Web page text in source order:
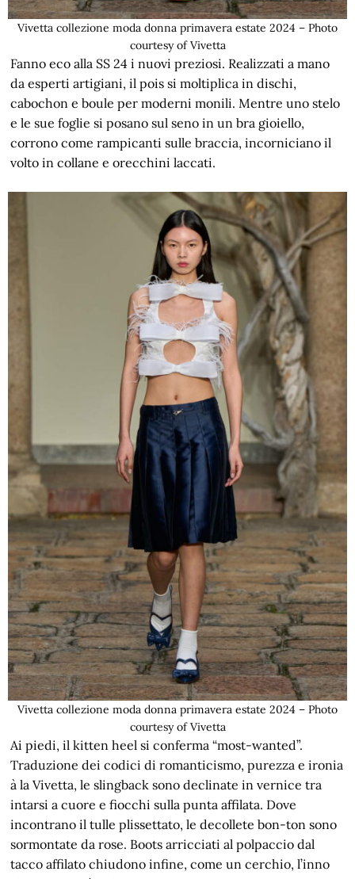
Vivetta collezione moda donna primavera estate 2024 – Photo
courtesy of Vivetta
Fanno eco alla SS 24 i nuovi preziosi. Realizzati a mano
da esperti artigiani, il pois si moltiplica in dischi,
cabochon e boule per moderni monili. Mentre uno stelo
e le sue foglie si posano sul seno in un bra gioiello,
corrono come rampicanti sulle braccia, incorniciano il
volto in collane e orecchini laccati.
Vivetta collezione moda donna primavera estate 2024 – Photo
courtesy of Vivetta
Ai piedi, il kitten heel si conferma “most-wanted”.
Traduzione dei codici di romanticismo, purezza e ironia
à la Vivetta, le slingback sono declinate in vernice tra
intarsi a cuore e fiocchi sulla punta affilata. Dove
incontrano il tulle plissettato, le decollete bon-ton sono
sormontate da rose. Boots arricciati al polpaccio dal
tacco affilato chiudono infine, come un cerchio, l’inno